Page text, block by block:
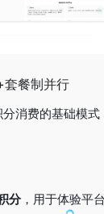
套餐制并行
消费的基础模
分，用于体验平